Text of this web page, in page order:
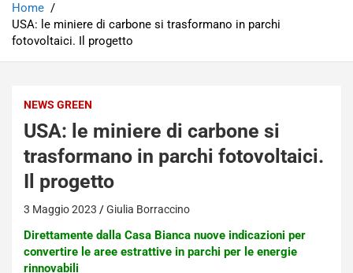
Home
USA: le miniere di carbone si trasformano in parchi
fotovoltaici. Il progetto
NEWS GREEN
USA: le miniere di carbone si
trasformano in parchi fotovoltaici.
Il progetto
3 Maggio 2023 Giulia Borraccino
Direttamente dalla Casa Bianca nuove indicazioni per
convertire le aree estrattive in parchi per le energie
rinnovabili